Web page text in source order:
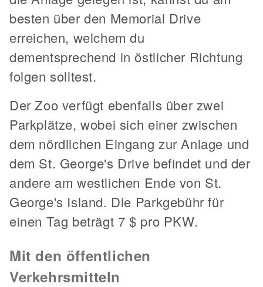
besten über den Memorial Drive
erreichen, welchem du
dementsprechend in östlicher Richtung
folgen solltest.
Der Zoo verfügt ebenfalls über zwei
Parkplätze, wobei sich einer zwischen
dem nördlichen Eingang zur Anlage und
dem St. George's Drive befindet und der
andere am westlichen Ende von St.
George's Island. Die Parkgebühr für
einen Tag beträgt 7 $ pro PKW.
Mit den öffentlichen
Verkehrsmitteln